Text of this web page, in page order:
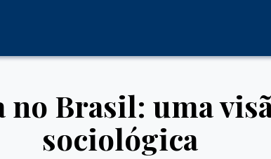
Brasil: uma
sociológica